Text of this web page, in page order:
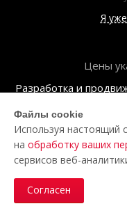
Я
Цены
Разработка и
© ООО
Политика
Файлы cookie
Используя настоящий
на обработку ваших
сервисов веб-
Согласен